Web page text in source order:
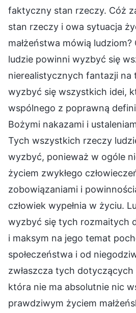
faktyczny stan rzeczy. Cóż
stan rzeczy i owa sytuacja
małżeństwa mówią
ludzie powinni wyzbyć się
nierealistycznych fantazji na
wyzbyć się wszystkich idei,
wspólnego z poprawną
Bożymi nakazami i
Tych wszystkich rzeczy
wyzbyć, ponieważ w ogóle
życiem zwykłego
zobowiązaniami i
człowiek wypełnia w życiu.
wyzbyć się tych rozmaitych
i maksym na jego temat
społeczeństwa i od
zwłaszcza tych dotyczących
która nie ma absolutnie nic
prawdziwym życiem